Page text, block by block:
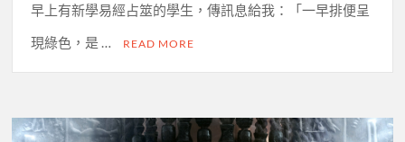
早上有新學易經占筮的學生，傳訊息給我：「一早排便呈
現綠色，是 …
READ MORE